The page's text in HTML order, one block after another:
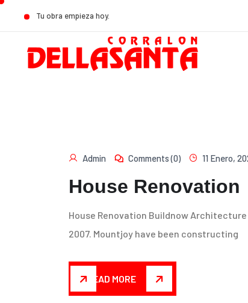
Tu obra empieza hoy.
Admin Comments (0) 11 Enero,
House Renovation
House Renovation Buildnow
2007. Mountjoy have been constructing
READ MORE